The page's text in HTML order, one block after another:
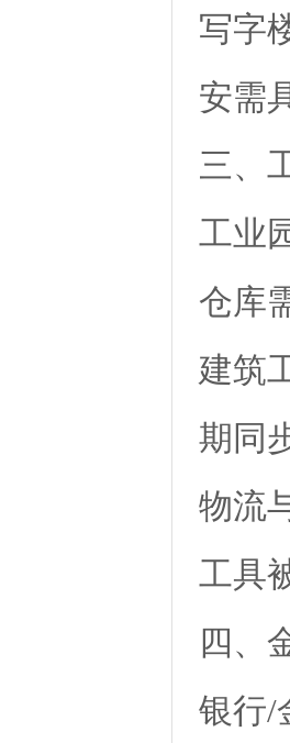
写字
安需
三、
工业
仓库
建筑
期同
物流
工具
四、
银行/